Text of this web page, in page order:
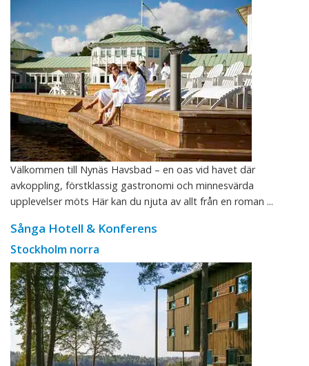
Välkommen till Nynäs Havsbad – en oas vid havet där
avkoppling, förstklassig gastronomi och minnesvärda
upplevelser möts Här kan du njuta av allt från en roman ...
Sånga Hotell & Konferens
Stockholm norra